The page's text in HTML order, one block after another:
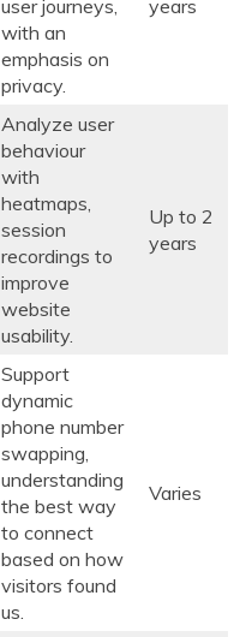
user journeys,
with an
emphasis on
privacy.
years
Analyze user
behaviour
with
heatmaps,
session
recordings to
improve
website
usability.
Up to 2
years
Support
dynamic
phone number
swapping,
understanding
the best way
to connect
based on how
visitors found
us.
Varies